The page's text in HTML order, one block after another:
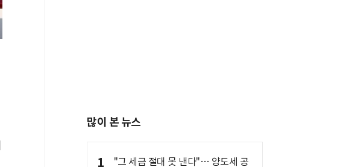
많이 본 뉴스
1
"그 세금 절대 못 낸다"… 양도세 공